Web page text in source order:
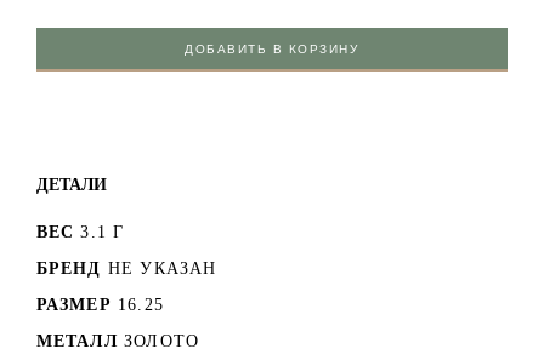
ДОБАВИТЬ В КОРЗИНУ
ДЕТАЛИ
ВЕС 3.1 Г
БРЕНД НЕ УКАЗАН
РАЗМЕР 16.25
МЕТАЛЛ ЗОЛОТО